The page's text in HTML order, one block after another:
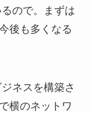
ので。まずは
後も多くなる
ネスを構築さ
横のネットワ